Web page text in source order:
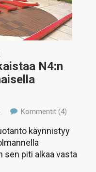
N4:n
Kommentit (4)
käynnistyy
sen piti alkaa vasta